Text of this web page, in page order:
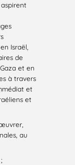
Israël,
de
et en
à travers
et
et
au